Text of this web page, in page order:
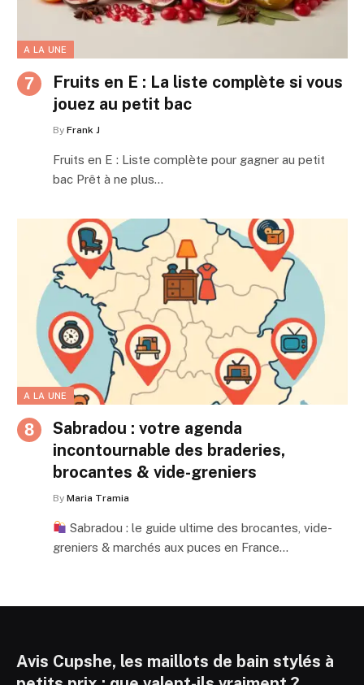
A LA UNE
Fruits en E : La liste complète si vous
jouez au petit bac
By Frank J
Fruits en E : Liste complète pour gagner au petit
bac Prêt à ne plus…
A LA UNE
Sabradou : votre agenda
incontournable des braderies,
brocantes & vide-greniers
By Maria Tramia
Sabradou : le guide ultime des brocantes, vide-
greniers & marchés aux puces en France…
Avis Cupshe, les maillots de bain stylés à